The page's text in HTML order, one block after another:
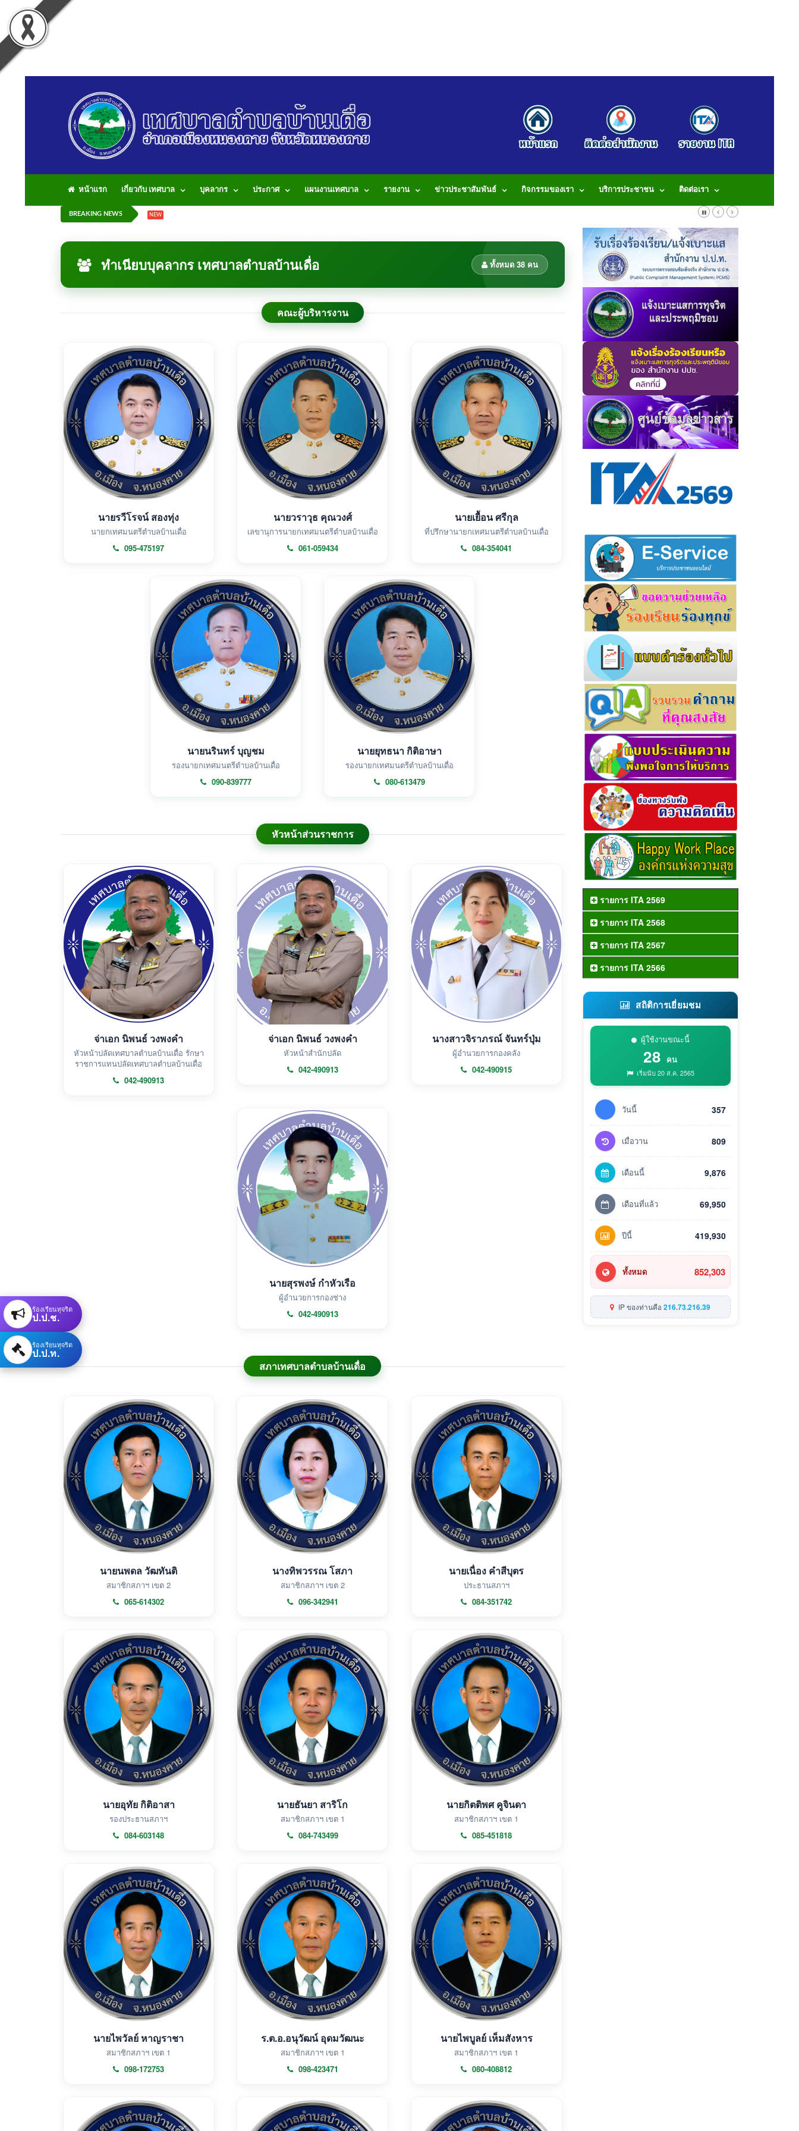
หน้าแรก เกี่ยวกับ เทศบาล บุคลากร ประกาศ แผนงานเทศบาล รายงาน ข่าวประชาสัมพันธ์ กิจกรรมของเรา บริการประชาชน ติดต่อเรา
BREAKING NEWS NEW เทศบาลตำบลบ้านเดื่อ 199 หมู่ 5 ต.บ้านเดื่อ อ.เมือง จ.หนองคาย 43000 โทรศัพท์: 042-490913 โทรสาร: 042-490913 E-Mail: tumbonbanduea@gmail.com
ทำเนียบบุคลากร เทศบาลตำบลบ้านเดื่อ ทั้งหมด 38 คน
คณะผู้บริหารงาน
นายรวีโรจน์ สองทุ่ง
นายกเทศมนตรีตำบลบ้านเดื่อ
095-475197
นายวราวุธ คุณวงศ์
เลขานุการนายกเทศมนตรีตำบลบ้านเดื่อ
061-059434
นายเยื้อน ศรีกุล
ที่ปรึกษานายกเทศมนตรีตำบลบ้านเดื่อ
084-354041
นายนรินทร์ บุญชม
รองนายกเทศมนตรีตำบลบ้านเดื่อ
090-839777
นายยุทธนา กิติอาษา
รองนายกเทศมนตรีตำบลบ้านเดื่อ
080-613479
หัวหน้าส่วนราชการ
จ่าเอก นิพนธ์ วงพงคำ
หัวหน้าปลัดเทศบาลตำบลบ้านเดื่อ รักษา
ราชการแทนปลัดเทศบาลตำบลบ้านเดื่อ
042-490913
จ่าเอก นิพนธ์ วงพงคำ
หัวหน้าสำนักปลัด
042-490913
นางสาวจิราภรณ์ จันทร์ปุ่ม
ผู้อำนวยการกองคลัง
042-490915
นายสุรพงษ์ กำหัวเรือ
ผู้อำนวยการกองช่าง
042-490913
สภาเทศบาลตำบลบ้านเดื่อ
นายนพดล วัฒทันติ
สมาชิกสภาฯ เขต 2
065-614302
นางทิพวรรณ โสภา
สมาชิกสภาฯ เขต 2
096-342941
นายเนื่อง คำสีบุตร
ประธานสภาฯ
084-351742
นายอุทัย กิติอาสา
รองประธานสภาฯ
084-603148
นายธันยา สาริโก
สมาชิกสภาฯ เขต 1
084-743499
นายกิตติพศ คูจินดา
สมาชิกสภาฯ เขต 1
085-451818
นายไพวัลย์ หาญราชา
สมาชิกสภาฯ เขต 1
098-172753
ร.ต.อ.อนุวัฒน์ อุดมวัฒนะ
สมาชิกสภาฯ เขต 1
098-423471
นายไพบูลย์ เห็มสังหาร
สมาชิกสภาฯ เขต 1
080-408812
รายการ ITA 2569
รายการ ITA 2568
รายการ ITA 2567
รายการ ITA 2566
สถิติการเยี่ยมชม
ผู้ใช้งานขณะนี้
28 คน
เริ่มนับ 20 ส.ค. 2565
วันนี้ 357
เมื่อวาน 809
เดือนนี้ 9,876
เดือนที่แล้ว 69,950
ปีนี้ 419,930
ทั้งหมด 852,303
IP ของท่านคือ216.73.216.39
ร้องเรียนทุจริต
ป.ป.ช.
ร้องเรียนทุจริต
ป.ป.ท.